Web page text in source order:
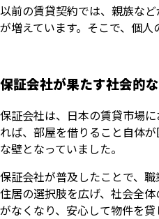
以前の賃貸契約では、親族な
が増えています。そこで、個
保証会社が果たす社会的
保証会社は、日本の賃貸市場
れば、部屋を借りること自体
な壁となっていました。
保証会社が普及したことで、
住居の選択肢を広げ、社会全
がなくなり、安心して物件を貸